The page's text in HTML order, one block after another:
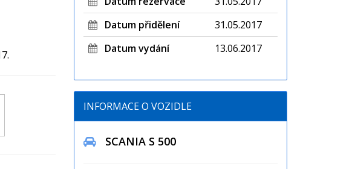
Datum přidělení
31.05.2017
Datum vydání
13.06.2017
INFORMACE O VOZIDLE
SCANIA S 500